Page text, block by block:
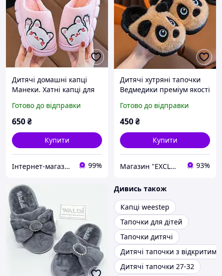
Дитячі домашні капці
Манеки. Хатні капці для
(18.5 см)
Готово до відправки
650₴
Купити
Інтернет-магазин "Скарби Сходу" - якісні товари із Японії та Кореї 99%
Дитячі хутряні тапочки
Ведмедики преміум якості
Готово до відправки
450₴
Купити
Магазин "EXCLUSIVE" - Оригінальні Подарунки для всіх 93%
Дивись також
Капці weestep
Тапочки для дітей
Тапочки дитячі
Дитячі тапочки з відкритим
Дитячі тапочки 27-32